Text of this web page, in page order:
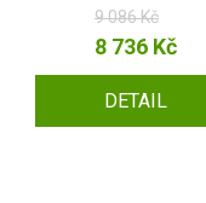
9 086 Kč
8 736 Kč
DETAIL